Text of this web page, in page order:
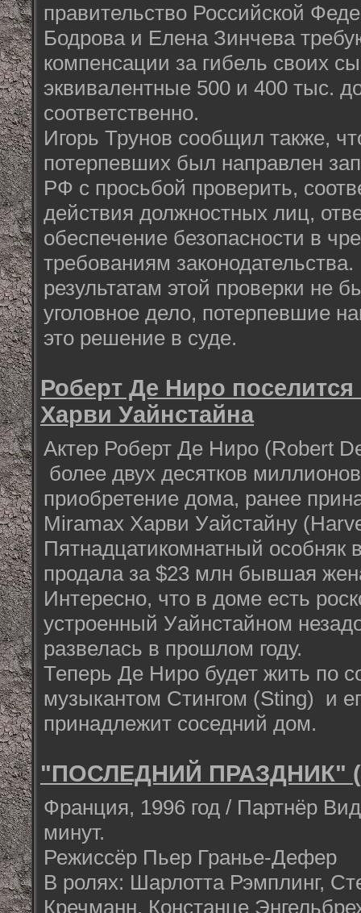
правительство Российской
Бодрова и Елена Зинчева
компенсации за гибель своих
эквивалентные 500 и 400 тыс.
соответственно.
Игорь Трунов сообщил также,
потерпевших был направлен
РФ с просьбой проверить,
действия должностных лиц,
обеспечение безопасности в
требованиям
результатам этой проверки не
уголовное дело, потерпевшие
это решение в суде.
Роберт Де Ниро
Харви Уайнстайна
Актер Роберт Де Ниро (Robert
более двух десятков
приобретение дома, ранее
Miramax Харви Уайстайну
Пятнадцатикомнатный особняк
продала за $23 млн бывшая
Интересно, что в доме есть
устроенный Уайнстайном
развелась в прошлом году.
Теперь Де Ниро будет жить по
музыкантом Стингом (Sting) и
принадлежит соседний дом.
"ПОСЛЕДНИЙ ПРАЗДНИК"
Франция, 1996 год / Партнёр
минут.
Режиссёр Пьер Гранье-Дефер
В ролях: Шарлотта Рэмплинг,
Кречманн, Констанце